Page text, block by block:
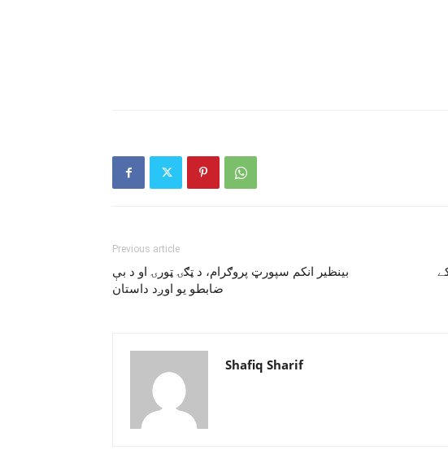
Previous article
بينظير انکم سپورټ پروګرام، د ټګۍ ټورۍ او د بې
ضابطو يو اوږد داستان
Shafiq Sharif